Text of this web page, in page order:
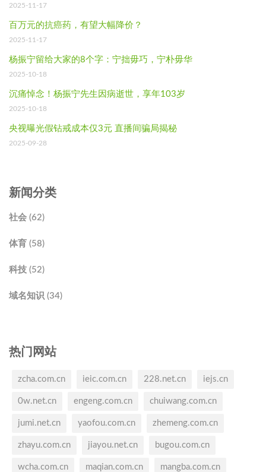
2025-11-17
百万元的抗癌药，有望大幅降价？
2025-11-17
杨振宁留给大家的8个字：宁拙毋巧，宁朴毋华
2025-10-18
沉痛悼念！杨振宁先生因病逝世，享年103岁
2025-10-18
央视曝光假钻戒成本仅3元 直播间骗局揭秘
2025-09-28
新闻分类
社会 (62)
体育 (58)
科技 (52)
域名知识 (34)
热门网站
zcha.com.cn ieic.com.cn 228.net.cn iejs.cn
0w.net.cn engeng.com.cn chuiwang.com.cn
jumi.net.cn yaofou.com.cn zhemeng.com.cn
zhayu.com.cn jiayou.net.cn bugou.com.cn
wcha.com.cn maqian.com.cn mangba.com.cn